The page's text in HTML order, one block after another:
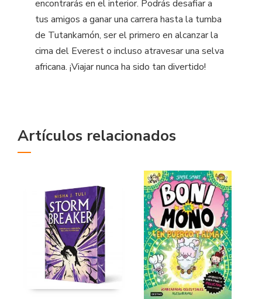
encontrarás en el interior. Podrás desafiar a
tus amigos a ganar una carrera hasta la tumba
de Tutankamón, ser el primero en alcanzar la
cima del Everest o incluso atravesar una selva
africana. ¡Viajar nunca ha sido tan divertido!
Artículos relacionados